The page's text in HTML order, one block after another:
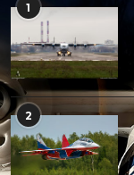
1
2